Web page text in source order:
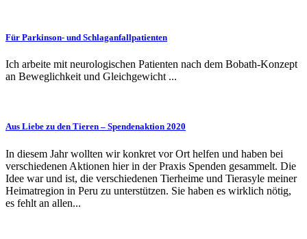
Für Parkinson- und Schlaganfallpatienten
Ich arbeite mit neurologischen Patienten nach dem Bobath-Konzept
an Beweglichkeit und Gleichgewicht ...
Aus Liebe zu den Tieren – Spendenaktion 2020
In diesem Jahr wollten wir konkret vor Ort helfen und haben bei
verschiedenen Aktionen hier in der Praxis Spenden gesammelt. Die
Idee war und ist, die verschiedenen Tierheime und Tierasyle meiner
Heimatregion in Peru zu unterstützen. Sie haben es wirklich nötig,
es fehlt an allen...